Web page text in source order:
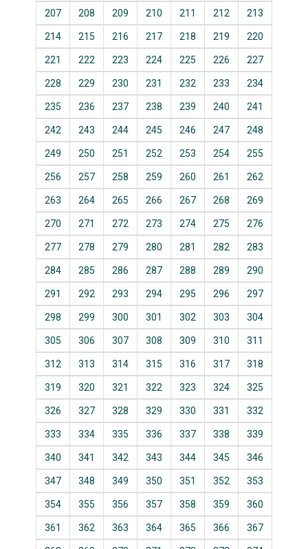
207 208 209 210 211 212 213
214 215 216 217 218 219 220
221 222 223 224 225 226 227
228 229 230 231 232 233 234
235 236 237 238 239 240 241
242 243 244 245 246 247 248
249 250 251 252 253 254 255
256 257 258 259 260 261 262
263 264 265 266 267 268 269
270 271 272 273 274 275 276
277 278 279 280 281 282 283
284 285 286 287 288 289 290
291 292 293 294 295 296 297
298 299 300 301 302 303 304
305 306 307 308 309 310 311
312 313 314 315 316 317 318
319 320 321 322 323 324 325
326 327 328 329 330 331 332
333 334 335 336 337 338 339
340 341 342 343 344 345 346
347 348 349 350 351 352 353
354 355 356 357 358 359 360
361 362 363 364 365 366 367